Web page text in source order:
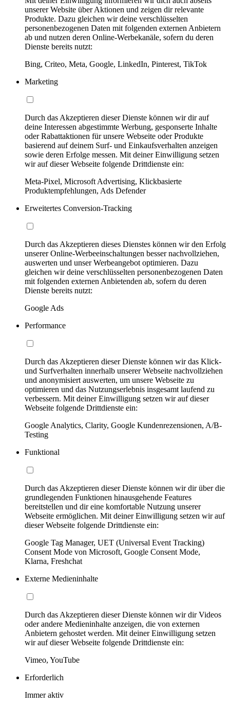
unserer Website über Aktionen und zeigen dir relevante
Produkte. Dazu gleichen wir deine verschlüsselten
personenbezogenen Daten mit folgenden externen Anbietern
ab und nutzen deren Online-Werbekanäle, sofern du deren
Dienste bereits nutzt:
Bing, Criteo, Meta, Google, LinkedIn, Pinterest, TikTok
Marketing
Durch das Akzeptieren dieser Dienste können wir dir auf
deine Interessen abgestimmte Werbung, gesponserte Inhalte
oder Rabattaktionen für unsere Webseite oder Produkte
basierend auf deinem Surf- und Einkaufsverhalten anzeigen
sowie deren Erfolge messen. Mit deiner Einwilligung setzen
wir auf dieser Webseite folgende Drittdienste ein:
Meta-Pixel, Microsoft Advertising, Klickbasierte
Produktempfehlungen, Ads Defender
Erweitertes Conversion-Tracking
Durch das Akzeptieren dieses Dienstes können wir den Erfolg
unserer Online-Werbeeinschaltungen besser nachvollziehen,
auswerten und unser Werbeangebot optimieren. Dazu
gleichen wir deine verschlüsselten personenbezogenen Daten
mit folgenden externen Anbietenden ab, sofern du deren
Dienste bereits nutzt:
Google Ads
Performance
Durch das Akzeptieren dieser Dienste können wir das Klick-
und Surfverhalten innerhalb unserer Webseite nachvollziehen
und anonymisiert auswerten, um unsere Webseite zu
optimieren und das Nutzungserlebnis insgesamt laufend zu
verbessern. Mit deiner Einwilligung setzen wir auf dieser
Webseite folgende Drittdienste ein:
Google Analytics, Clarity, Google Kundenrezensionen, A/B-
Testing
Funktional
Durch das Akzeptieren dieser Dienste können wir dir über die
grundlegenden Funktionen hinausgehende Features
bereitstellen und dir eine komfortable Nutzung unserer
Webseite ermöglichen. Mit deiner Einwilligung setzen wir auf
dieser Webseite folgende Drittdienste ein:
Google Tag Manager, UET (Universal Event Tracking)
Consent Mode von Microsoft, Google Consent Mode,
Klarna, Freshchat
Externe Medieninhalte
Durch das Akzeptieren dieser Dienste können wir dir Videos
oder andere Medieninhalte anzeigen, die von externen
Anbietern gehostet werden. Mit deiner Einwilligung setzen
wir auf dieser Webseite folgende Drittdienste ein:
Vimeo, YouTube
Erforderlich
Immer aktiv